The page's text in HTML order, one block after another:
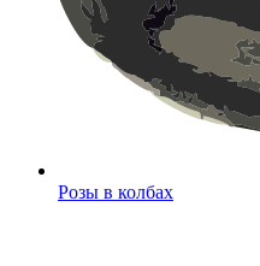
Розы в колбах